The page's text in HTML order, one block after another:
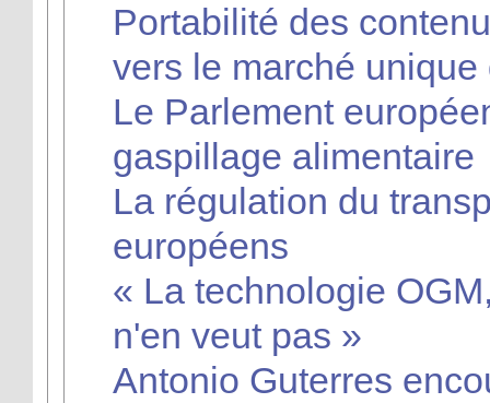
Portabilité des
vers le marché
Le Parlement
gaspillage alimentaire
La régulation du
européens
« La technologie
n'en veut pas »
Antonio Guterres